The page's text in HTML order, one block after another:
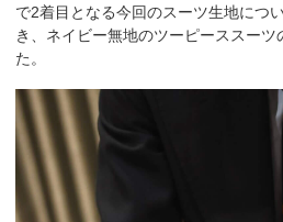
で2着目となる今回のスーツ生地につ
き、ネイビー無地のツーピーススー
た。